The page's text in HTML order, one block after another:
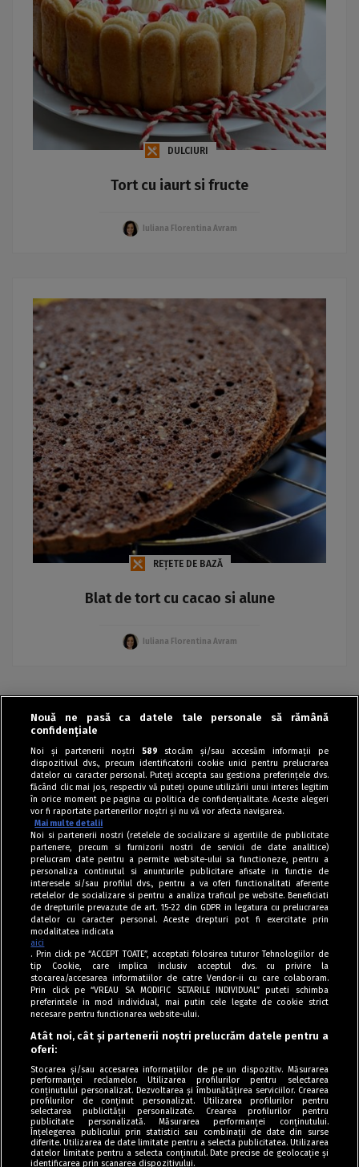
DULCIURI
Tort cu iaurt si fructe
Iuliana Florentina Avram
REȚETE DE BAZĂ
Blat de tort cu cacao si alune
Iuliana Florentina Avram
‹ ›
Tag index
Program Antena 1
Politica de cookies
Politica de confidențialitate
Termeni și condiții
Nouă ne pasă ca datele tale personale să rămână
confidențiale
Noi și partenerii noștri 589 stocăm și/sau accesăm informații pe
dispozitivul dvs., precum identificatorii cookie unici pentru prelucrarea
datelor cu caracter personal. Puteți accepta sau gestiona preferințele dvs.
făcând clic mai jos, respectiv vă puteți opune utilizării unui interes legitim
în orice moment pe pagina cu politica de confidențialitate. Aceste alegeri
vor fi raportate partenerilor noștri și nu vă vor afecta navigarea.
Mai multe detalii
Noi si partenerii nostri (retelele de socializare si agentiile de publicitate
partenere, precum si furnizorii nostri de servicii de date analitice)
prelucram date pentru a permite website-ului sa functioneze, pentru a
personaliza continutul si anunturile publicitare afisate in functie de
interesele si/sau profilul dvs., pentru a va oferi functionalitati aferente
retelelor de socializare si pentru a analiza traficul pe website. Beneficiati
de drepturile prevazute de art. 15-22 din GDPR in legatura cu prelucrarea
datelor cu caracter personal. Aceste drepturi pot fi exercitate prin
modalitatea indicata
aici
. Prin click pe “ACCEPT TOATE”, acceptati folosirea tuturor Tehnologiilor de
tip Cookie, care implica inclusiv acceptul dvs. cu privire la
stocarea/accesarea informatiilor de catre Vendor-ii cu care colaboram.
Prin click pe “VREAU SA MODIFIC SETARILE INDIVIDUAL” puteti schimba
preferintele in mod individual, mai putin cele legate de cookie strict
necesare pentru functionarea website-ului.
Atât noi, cât și partenerii noștri prelucrăm datele pentru a
oferi:
Stocarea și/sau accesarea informațiilor de pe un dispozitiv. Măsurarea
performanței reclamelor. Utilizarea profilurilor pentru selectarea
conținutului personalizat. Dezvoltarea și îmbunătățirea serviciilor. Crearea
profilurilor de conținut personalizat. Utilizarea profilurilor pentru
selectarea publicității personalizate. Crearea profilurilor pentru
publicitate personalizată. Măsurarea performanței conținutului.
Înțelegerea publicului prin statistici sau combinații de date din surse
diferite. Utilizarea de date limitate pentru a selecta publicitatea. Utilizarea
datelor limitate pentru a selecta conținutul. Date precise de geolocație și
identificarea prin scanarea dispozitivului.